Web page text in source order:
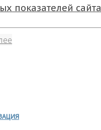
показателей сайта